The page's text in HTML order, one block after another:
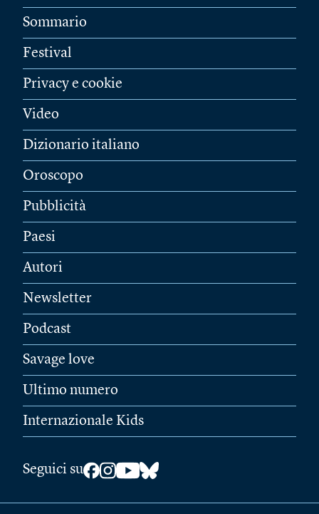
Sommario
Festival
Privacy e cookie
Video
Dizionario italiano
Oroscopo
Pubblicità
Paesi
Autori
Newsletter
Podcast
Savage love
Ultimo numero
Internazionale Kids
Seguici su